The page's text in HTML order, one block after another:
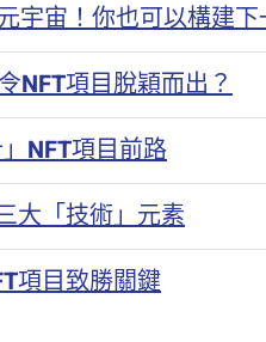
宇宙！你也可以構建
NFT項目脫穎而出？
NFT項目前路
大「技術」元素
項目致勝關鍵